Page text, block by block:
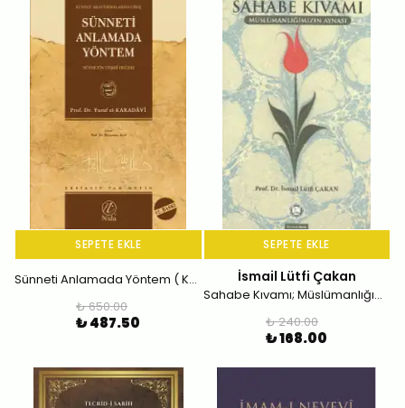
SEPETE EKLE
Sünneti Anlamada Yöntem ( Karton Kapak )
₺ 650.00
₺ 487.50
SEPETE EKLE
İsmail Lütfi Çakan
Sahabe Kıvamı; Müslümanlığımızın Aynası
₺ 240.00
₺ 168.00